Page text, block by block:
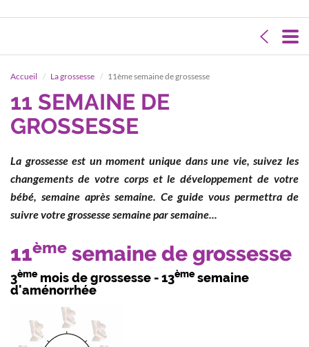
Accueil La grossesse 11ème semaine de grossesse
11 SEMAINE DE
GROSSESSE
La grossesse est un moment unique dans une vie, suivez les
changements de votre corps et le développement de votre
bébé, semaine après semaine. Ce guide vous permettra de
suivre votre grossesse semaine par semaine...
11ème semaine de grossesse
3èmemois de grossesse - 13èmesemaine
d'aménorrhée